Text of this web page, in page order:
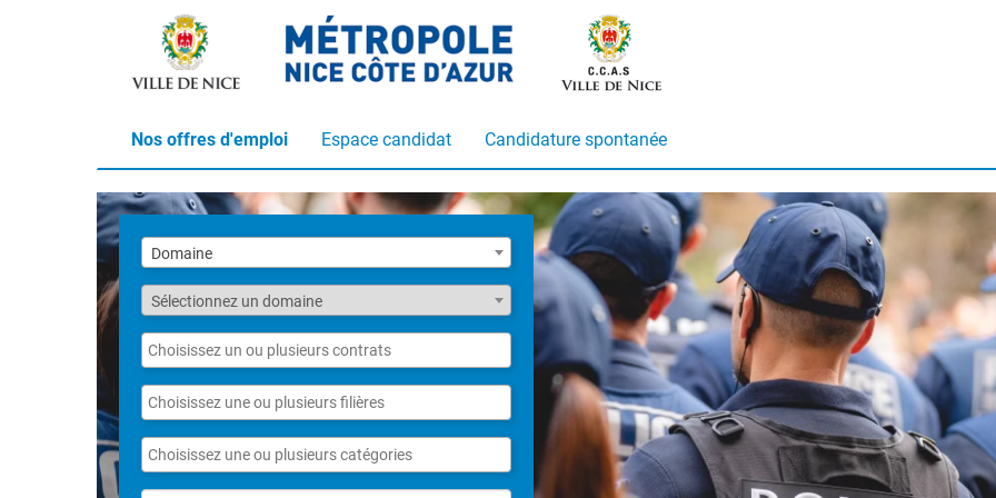
Nos offres d'emploi Espace candidat
Candidature spontanée
Liste
des
domaines
Domaine
Fonction
Sélectionnez un domaine
Liste
des
contrats
Liste
des
filières
Liste
des
catégories